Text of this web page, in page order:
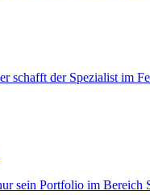
der Spezialist im
sein Portfolio im Bereich